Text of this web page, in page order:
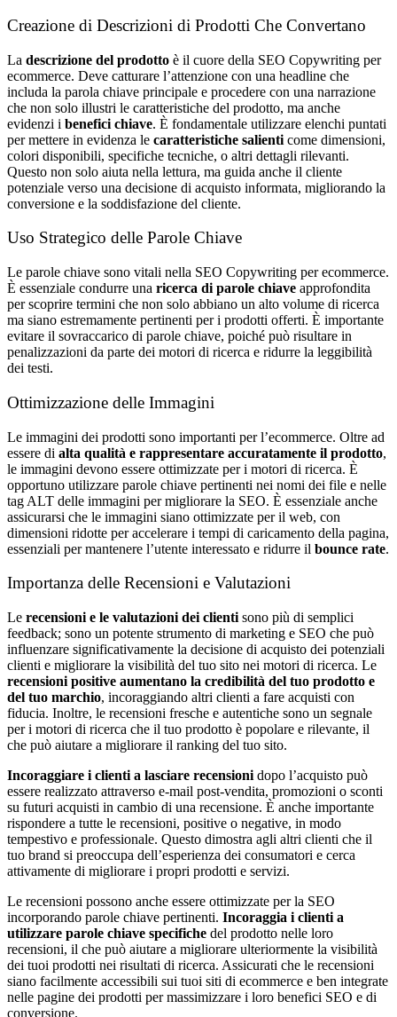
Creazione di Descrizioni di Prodotti Che Convertano
La descrizione del prodotto è il cuore della SEO Copywriting per
ecommerce. Deve catturare l’attenzione con una headline che
includa la parola chiave principale e procedere con una narrazione
che non solo illustri le caratteristiche del prodotto, ma anche
evidenzi i benefici chiave. È fondamentale utilizzare elenchi puntati
per mettere in evidenza le caratteristiche salienti come dimensioni,
colori disponibili, specifiche tecniche, o altri dettagli rilevanti.
Questo non solo aiuta nella lettura, ma guida anche il cliente
potenziale verso una decisione di acquisto informata, migliorando la
conversione e la soddisfazione del cliente.
Uso Strategico delle Parole Chiave
Le parole chiave sono vitali nella SEO Copywriting per ecommerce.
È essenziale condurre una ricerca di parole chiave approfondita
per scoprire termini che non solo abbiano un alto volume di ricerca
ma siano estremamente pertinenti per i prodotti offerti. È importante
evitare il sovraccarico di parole chiave, poiché può risultare in
penalizzazioni da parte dei motori di ricerca e ridurre la leggibilità
dei testi.
Ottimizzazione delle Immagini
Le immagini dei prodotti sono importanti per l’ecommerce. Oltre ad
essere di alta qualità e rappresentare accuratamente il prodotto,
le immagini devono essere ottimizzate per i motori di ricerca. È
opportuno utilizzare parole chiave pertinenti nei nomi dei file e nelle
tag ALT delle immagini per migliorare la SEO. È essenziale anche
assicurarsi che le immagini siano ottimizzate per il web, con
dimensioni ridotte per accelerare i tempi di caricamento della pagina,
essenziali per mantenere l’utente interessato e ridurre il bounce rate.
Importanza delle Recensioni e Valutazioni
Le recensioni e le valutazioni dei clienti sono più di semplici
feedback; sono un potente strumento di marketing e SEO che può
influenzare significativamente la decisione di acquisto dei potenziali
clienti e migliorare la visibilità del tuo sito nei motori di ricerca. Le
recensioni positive aumentano la credibilità del tuo prodotto e
del tuo marchio, incoraggiando altri clienti a fare acquisti con
fiducia. Inoltre, le recensioni fresche e autentiche sono un segnale
per i motori di ricerca che il tuo prodotto è popolare e rilevante, il
che può aiutare a migliorare il ranking del tuo sito.
Incoraggiare i clienti a lasciare recensioni dopo l’acquisto può
essere realizzato attraverso e-mail post-vendita, promozioni o sconti
su futuri acquisti in cambio di una recensione. È anche importante
rispondere a tutte le recensioni, positive o negative, in modo
tempestivo e professionale. Questo dimostra agli altri clienti che il
tuo brand si preoccupa dell’esperienza dei consumatori e cerca
attivamente di migliorare i propri prodotti e servizi.
Le recensioni possono anche essere ottimizzate per la SEO
incorporando parole chiave pertinenti. Incoraggia i clienti a
utilizzare parole chiave specifiche del prodotto nelle loro
recensioni, il che può aiutare a migliorare ulteriormente la visibilità
dei tuoi prodotti nei risultati di ricerca. Assicurati che le recensioni
siano facilmente accessibili sui tuoi siti di ecommerce e ben integrate
nelle pagine dei prodotti per massimizzare i loro benefici SEO e di
conversione.